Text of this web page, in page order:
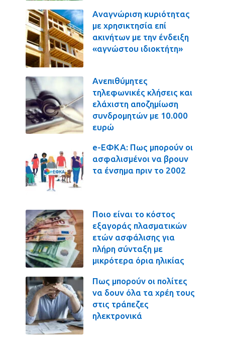
Αναγνώριση κυριότητας
με χρησικτησία επί
ακινήτων με την ένδειξη
«αγνώστου ιδιοκτήτη»
Ανεπιθύμητες
τηλεφωνικές κλήσεις και
ελάχιστη αποζημίωση
συνδρομητών με 10.000
ευρώ
e-ΕΦΚΑ: Πως μπορούν οι
ασφαλισμένοι να βρουν
τα ένσημα πριν το 2002
Ποιο είναι το κόστος
εξαγοράς πλασματικών
ετών ασφάλισης για
πλήρη σύνταξη με
μικρότερα όρια ηλικίας
Πως μπορούν οι πολίτες
να δουν όλα τα χρέη τους
στις τράπεζες
ηλεκτρονικά